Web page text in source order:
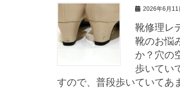
2026年6月11
靴修理レ
靴のお悩
か？穴の
歩いてい
すので、普段歩いていてあ